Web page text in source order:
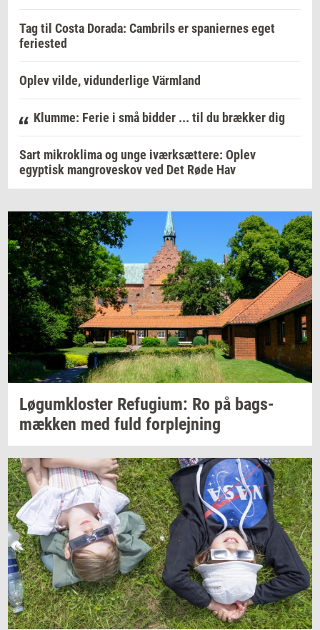
Tag til Costa Dorada: Cambrils er spaniernes eget
feriested
Oplev vilde, vidunderlige Värmland
Klumme: Ferie i små bidder ... til du brækker dig
Sart mikroklima og unge iværksættere: Oplev
egyptisk mangroveskov ved Det Røde Hav
Løgum­klo­ster Re­fu­gi­um: Ro på bags­
mæk­ken med fuld for­plej­ning